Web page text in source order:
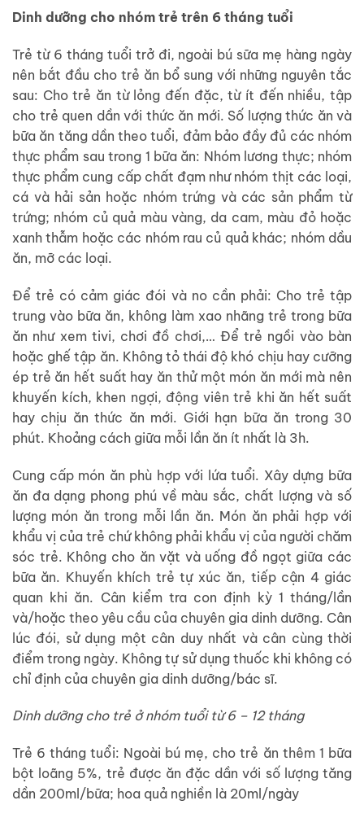
Dinh dưỡng cho nhóm trẻ trên 6 tháng tuổi
Trẻ từ 6 tháng tuổi trở đi, ngoài bú sữa mẹ hàng ngày
nên bắt đầu cho trẻ ăn bổ sung với những nguyên tắc
sau: Cho trẻ ăn từ lỏng đến đặc, từ ít đến nhiều, tập
cho trẻ quen dần với thức ăn mới. Số lượng thức ăn và
bữa ăn tăng dần theo tuổi, đảm bảo đầy đủ các nhóm
thực phẩm sau trong 1 bữa ăn: Nhóm lương thực; nhóm
thực phẩm cung cấp chất đạm như nhóm thịt các loại,
cá và hải sản hoặc nhóm trứng và các sản phẩm từ
trứng; nhóm củ quả màu vàng, da cam, màu đỏ hoặc
xanh thẫm hoặc các nhóm rau củ quả khác; nhóm dầu
ăn, mỡ các loại.
Để trẻ có cảm giác đói và no cần phải: Cho trẻ tập
trung vào bữa ăn, không làm xao nhãng trẻ trong bữa
ăn như xem tivi, chơi đồ chơi,… Để trẻ ngồi vào bàn
hoặc ghế tập ăn. Không tỏ thái độ khó chịu hay cưỡng
ép trẻ ăn hết suất hay ăn thử một món ăn mới mà nên
khuyến kích, khen ngợi, động viên trẻ khi ăn hết suất
hay chịu ăn thức ăn mới. Giới hạn bữa ăn trong 30
phút. Khoảng cách giữa mỗi lần ăn ít nhất là 3h.
Cung cấp món ăn phù hợp với lứa tuổi. Xây dựng bữa
ăn đa dạng phong phú về màu sắc, chất lượng và số
lượng món ăn trong mỗi lần ăn. Món ăn phải hợp với
khẩu vị của trẻ chứ không phải khẩu vị của người chăm
sóc trẻ. Không cho ăn vặt và uống đồ ngọt giữa các
bữa ăn. Khuyến khích trẻ tự xúc ăn, tiếp cận 4 giác
quan khi ăn. Cân kiểm tra con định kỳ 1 tháng/lần
và/hoặc theo yêu cầu của chuyên gia dinh dưỡng. Cân
lúc đói, sử dụng một cân duy nhất và cân cùng thời
điểm trong ngày. Không tự sử dụng thuốc khi không có
chỉ định của chuyên gia dinh dưỡng/bác sĩ.
Dinh dưỡng cho trẻ ở nhóm tuổi từ 6 – 12 tháng
Trẻ 6 tháng tuổi: Ngoài bú mẹ, cho trẻ ăn thêm 1 bữa
bột loãng 5%, trẻ được ăn đặc dần với số lượng tăng
dần 200ml/bữa; hoa quả nghiền là 20ml/ngày